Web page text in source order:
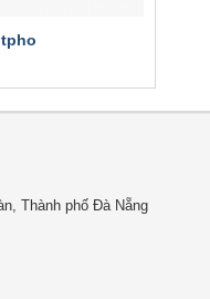
Thành phố Đà Nẵng